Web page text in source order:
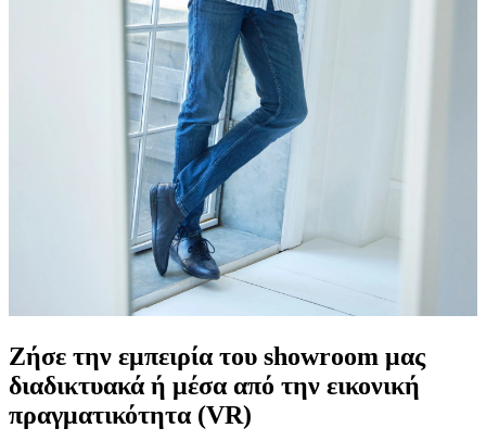
Ζήσε την εμπειρία του showroom μας
διαδικτυακά ή μέσα από την εικονική
πραγματικότητα (VR)